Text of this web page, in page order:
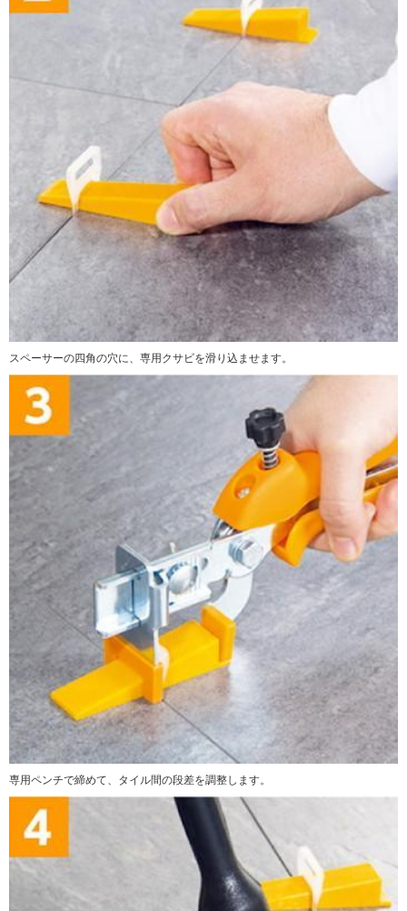
スペーサーの四角の穴に、専用クサビを滑り込ませます。
専用ペンチで締めて、タイル間の段差を調整します。